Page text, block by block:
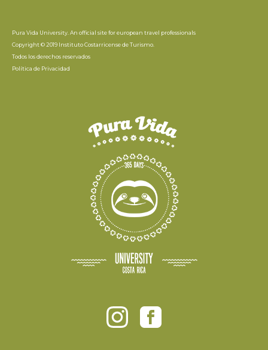
Pura Vida University. An official site for european travel professionals
Copyright © 2019 Instituto Costarricense de Turismo.
Todos los derechos reservados
Política de Privacidad